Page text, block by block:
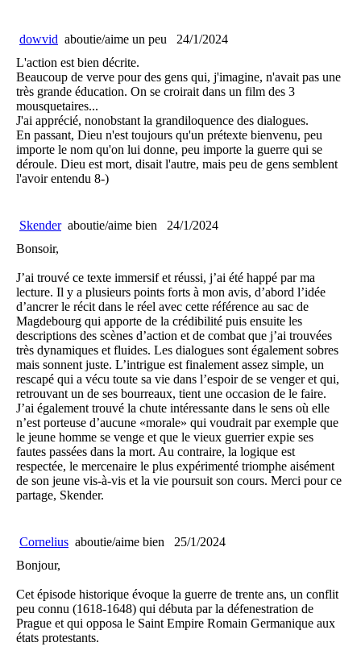
dowvid aboutie/aime un peu
24/1/2024
L'action est bien décrite.
Beaucoup de verve pour des gens qui, j'imagine, n'avait pas une
très grande éducation. On se croirait dans un film des 3
mousquetaires...
J'ai apprécié, nonobstant la grandiloquence des dialogues.
En passant, Dieu n'est toujours qu'un prétexte bienvenu, peu
importe le nom qu'on lui donne, peu importe la guerre qui se
déroule. Dieu est mort, disait l'autre, mais peu de gens semblent
l'avoir entendu 8-)
Skender aboutie/aime bien
24/1/2024
Bonsoir,
J’ai trouvé ce texte immersif et réussi, j’ai été happé par ma
lecture. Il y a plusieurs points forts à mon avis, d’abord l’idée
d’ancrer le récit dans le réel avec cette référence au sac de
Magdebourg qui apporte de la crédibilité puis ensuite les
descriptions des scènes d’action et de combat que j’ai trouvées
très dynamiques et fluides. Les dialogues sont également sobres
mais sonnent juste. L’intrigue est finalement assez simple, un
rescapé qui a vécu toute sa vie dans l’espoir de se venger et qui,
retrouvant un de ses bourreaux, tient une occasion de le faire.
J’ai également trouvé la chute intéressante dans le sens où elle
n’est porteuse d’aucune «morale» qui voudrait par exemple que
le jeune homme se venge et que le vieux guerrier expie ses
fautes passées dans la mort. Au contraire, la logique est
respectée, le mercenaire le plus expérimenté triomphe aisément
de son jeune vis-à-vis et la vie poursuit son cours. Merci pour ce
partage, Skender.
Cornelius aboutie/aime bien
25/1/2024
Bonjour,
Cet épisode historique évoque la guerre de trente ans, un conflit
peu connu (1618-1648) qui débuta par la défenestration de
Prague et qui opposa le Saint Empire Romain Germanique aux
états protestants.